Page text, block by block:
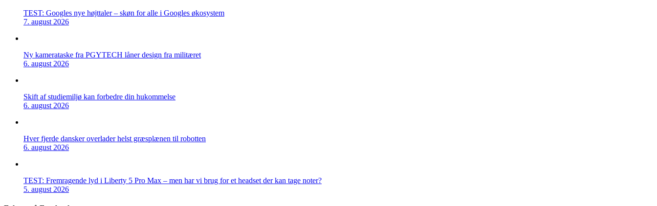
TEST: Googles nye højttaler – skøn for alle i Googles økosystem
7. august 2026
Ny kamerataske fra PGYTECH låner design fra militæret
6. august 2026
Skift af studiemiljø kan forbedre din hukommelse
6. august 2026
Hver fjerde dansker overlader helst græsplænen til robotten
6. august 2026
TEST: Fremragende lyd i Liberty 5 Pro Max – men har vi brug for et headset der kan tage noter?
5. august 2026